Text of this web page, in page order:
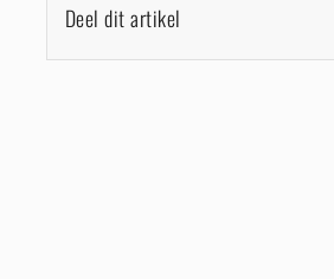
Deel dit artikel